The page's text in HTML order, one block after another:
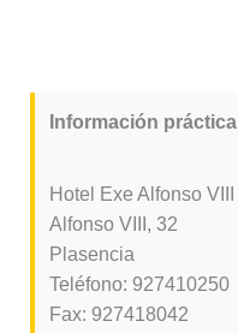
Información práctica
Hotel Exe Alfonso VIII
Alfonso VIII, 32
Plasencia
Teléfono: 927410250
Fax: 927418042